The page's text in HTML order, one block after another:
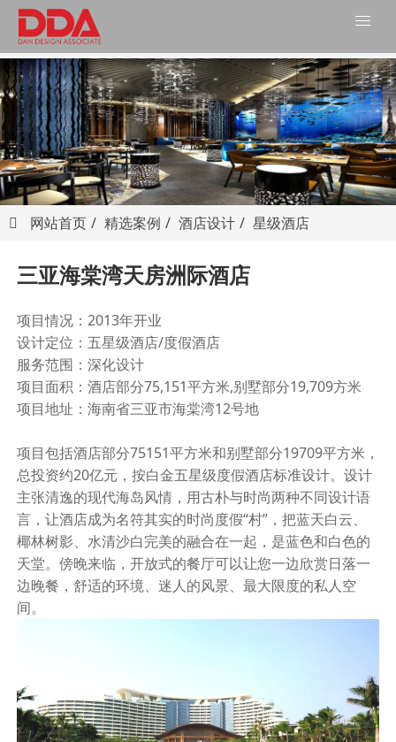
网站首页 精选案例 酒店设计 星级酒店
三亚海棠湾天房洲际酒店
项目情况： 2013年开业
设计定位：五星级酒店/度假酒店
服务范围：深化设计
项目面积：酒店部分75,151平方米,别墅部分19,709方米
项目地址：海南省三亚市海棠湾12号地
项目包括酒店部分75151平方米和别墅部分19709平方米，
总投资约20亿元，按白金五星级度假酒店标准设计。设计
主张清逸的现代海岛风情，用古朴与时尚两种不同设计语
言，让酒店成为名符其实的时尚度假“村”，把蓝天白云、
椰林树影、水清沙白完美的融合在一起，是蓝色和白色的
天堂。傍晚来临，开放式的餐厅可以让您一边欣赏日落一
边晚餐，舒适的环境、迷人的风景、最大限度的私人空
间。